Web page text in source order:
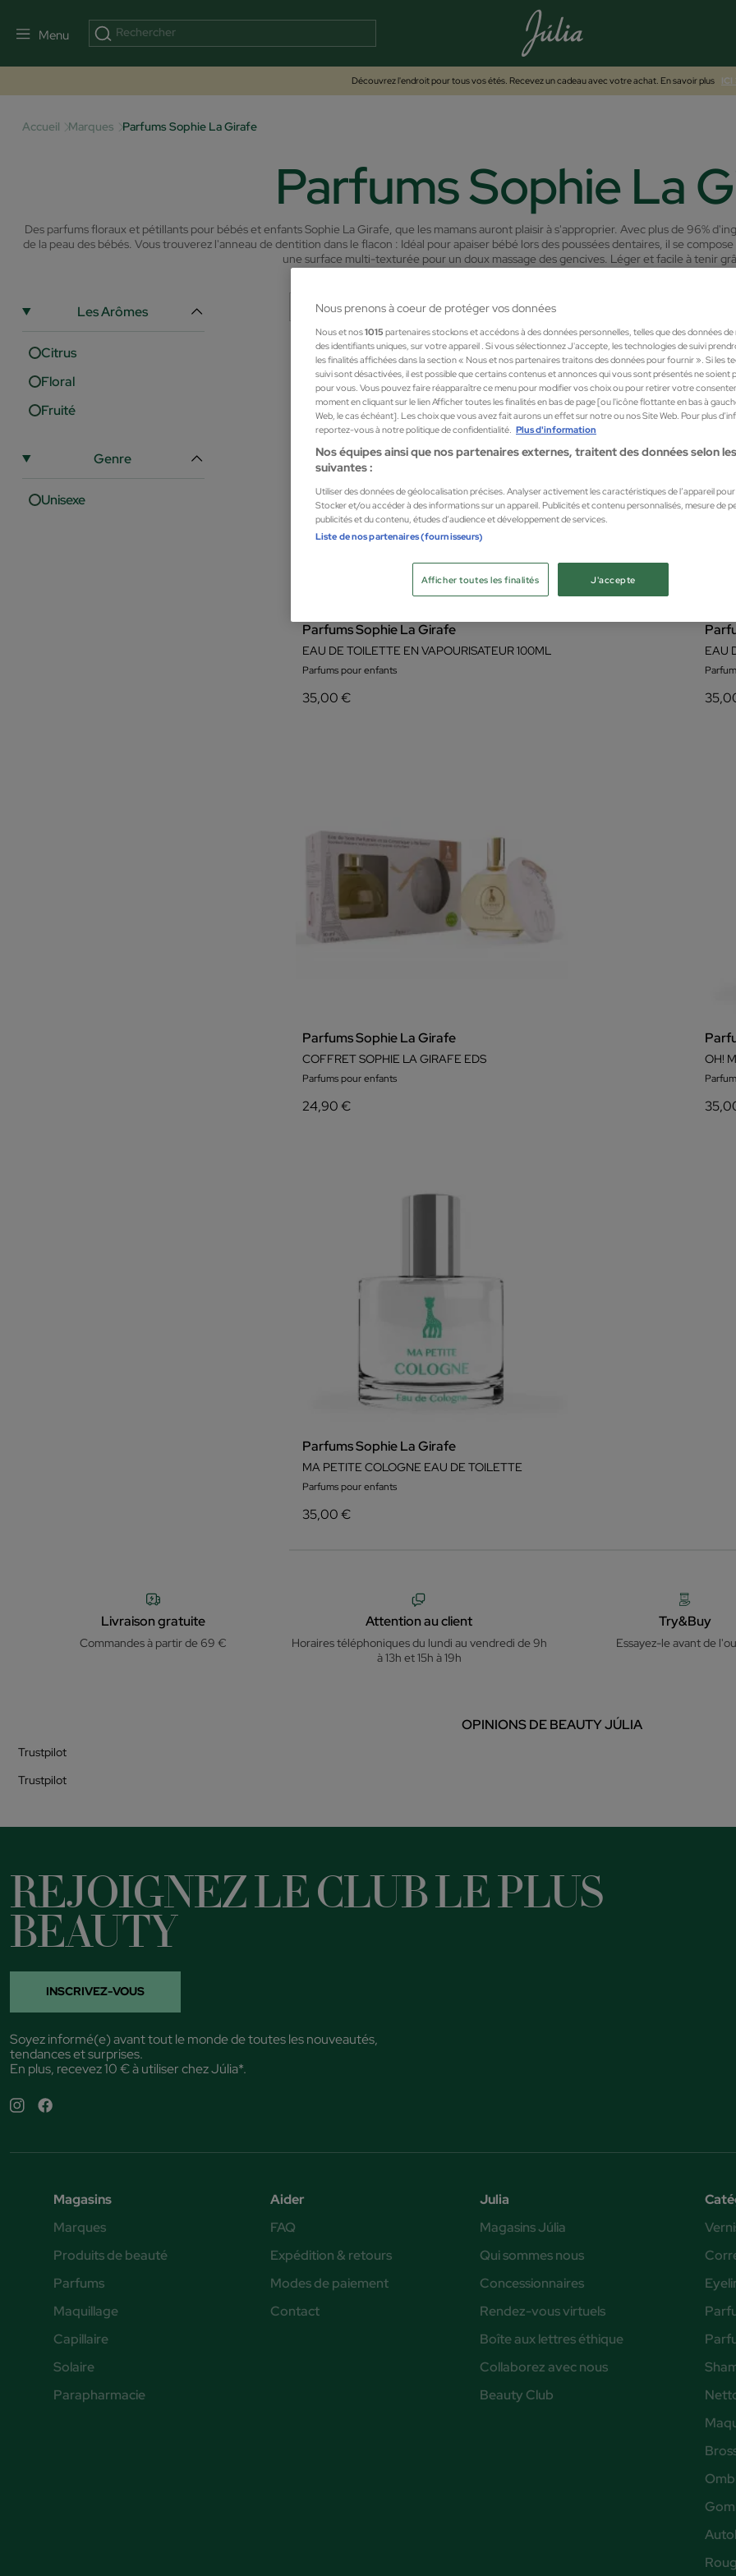
Menu
Découvrez l'endroit pour tous vos étés. Recevez un cadeau avec votre achat. En savoir plus ICI
Accueil Marques Parfums Sophie La Girafe
Parfums Sophie La
Des parfums floraux et pétillants pour bébés et enfants Sophie La Girafe, que les mamans auront plaisir à s'approprier. Avec plus de 96%
de la peau des bébés. Vous trouverez l'anneau de dentition dans le flacon : Idéal pour apaiser bébé lors des poussées dentaires, il se
une surface multi-texturée pour un doux massage des gencives. Léger et facile à tenir
Les Arômes
Citrus
Floral
Fruité
Genre
Unisexe
Parfums Sophie La Girafe
EAU DE TOILETTE EN VAPOURISATEUR 100ML
Parfums pour enfants
35,00 €
Parfums Sophie La Girafe
COFFRET SOPHIE LA GIRAFE EDS
Parfums pour enfants
24,90 €
OH!
Parfums Sophie La Girafe
MA PETITE COLOGNE EAU DE TOILETTE
Parfums pour enfants
35,00 €
Livraison gratuite
Commandes à partir de 69 €
Attention au client
Horaires téléphoniques du lundi au vendredi de 9h
à 13h et 15h à 19h
Try&Buy
Essayez-le avant de
OPINIONS DE BEAUTY JÚLIA
Trustpilot
Trustpilot
REJOIGNEZ LE CLUB LE PLUS
BEAUTY
INSCRIVEZ-VOUS
Soyez informé(e) avant tout le monde de toutes les nouveautés,
tendances et surprises.
En plus, recevez 10 € à utiliser chez Júlia*.
Magasins
Marques
Produits de beauté
Parfums
Maquillage
Capillaire
Solaire
Parapharmacie
Aider
FAQ
Expédition & retours
Modes de paiement
Contact
Julia
Magasins Júlia
Qui sommes nous
Concessionnaires
Rendez-vous virtuels
Boîte aux lettres éthique
Collaborez avec nous
Beauty Club
Nous prenons à coeur de protéger vos données
Nous et nos1015 partenaires stockons et accédons à des données personnelles, telles que des données
des identifiants uniques, sur votre appareil . Si vous sélectionnez J'accepte, les technologies de suivi
les finalités affichées dans la section « Nous et nos partenaires traitons des données pour fournir ». Si les
suivi sont désactivées, il est possible que certains contenus et annonces qui vous sont présentés ne soient
pour vous. Vous pouvez faire réapparaître ce menu pour modifier vos choix ou pour retirer votre
moment en cliquant sur le lien Afficher toutes les finalités en bas de page [ou l'icône flottante en bas à
Web, le cas échéant]. Les choix que vous avez fait aurons un effet sur notre ou nos Site Web. Pour plus
reportez-vous à notre politique de confidentialité. Plus d'information
Nos équipes ainsi que nos partenaires externes, traitent des données selon
suivantes :
Utiliser des données de géolocalisation précises. Analyser activement les caractéristiques de l’appareil
Stocker et/ou accéder à des informations sur un appareil. Publicités et contenu personnalisés, mesure de
publicités et du contenu, études d’audience et développement de services.
Liste de nos partenaires (fournisseurs)
J'accepte
Afficher toutes les finalités